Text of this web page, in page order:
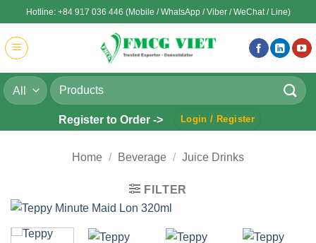
to
content
Hotline: +84 917 036 446 (Mobile / WhatsApp / Viber / WeChat / Line)
Search
for:
Register to Order -> Login / Register
Home / Beverage / Juice Drinks
FILTER